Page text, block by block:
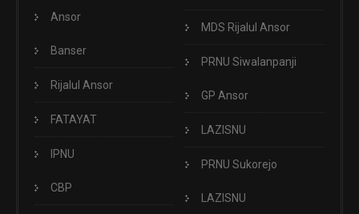
Ansor
Banser
Rijalul Ansor
FATAYAT
IPNU
CBP
MDS Rijalul Ansor
PRNU Siwalanpanji
GP Ansor
LAZISNU
PRNU Sukorejo
LAZISNU